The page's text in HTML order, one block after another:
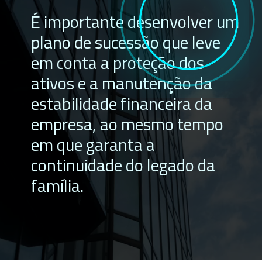
É importante desenvolver um
plano de sucessão que leve
em conta a proteção dos
ativos e a manutenção da
estabilidade financeira da
empresa, ao mesmo tempo
em que garanta a
continuidade do legado da
família.